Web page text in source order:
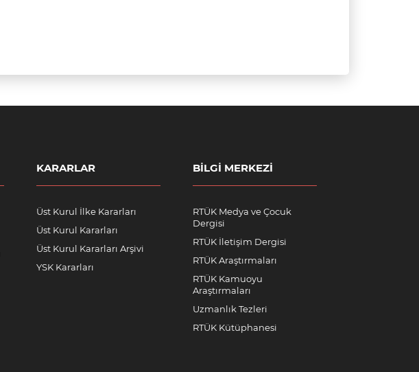
KARARLAR
Üst Kurul İlke Kararları
Üst Kurul Kararları
Üst Kurul Kararları Arşivi
YSK Kararları
BILGI MERKEZI
RTÜK Medya ve Çocuk
Dergisi
RTÜK İletişim Dergisi
RTÜK Araştırmaları
RTÜK Kamuoyu
Araştırmaları
Uzmanlık Tezleri
RTÜK Kütüphanesi